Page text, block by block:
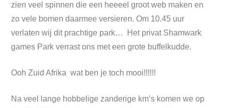
zien veel spinnen die een heeeel groot web maken en
zo vele bomen daarmee versieren. Om 10.45 uur
verlaten wij dit prachtige park… Het privat Shamwark
games Park verrast ons met een grote buffelkudde.
Ooh Zuid Afrika wat ben je toch mooi!!!!!!
Na veel lange hobbelige zanderige km’s komen we op